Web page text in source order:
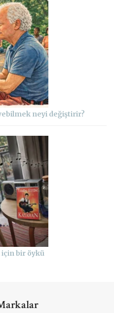
neyi değiştirir?
için bir öykü